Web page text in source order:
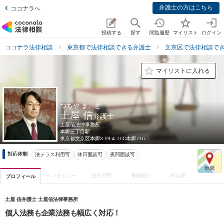
ココナラへ 弁護士の方はこちら
投稿する 探す 閲覧履歴 マイリスト ログイン
ココナラ法律相談 東京都で法律相談できる弁護士 文京区で法律相談で
マイリストに入れる
つちや まこと
土屋 信弁護士
土屋信法律事務所
本郷三丁目駅
東京都文京区本郷3-19-4 TLC本郷716
対応体制 法テラス利用可 休日面談可 夜間面談可
プロフィール インタビュー 注力分野 事例紹介 料金表
土屋 信弁護士 土屋信法律事務所
個人法務も企業法務も幅広く対応！